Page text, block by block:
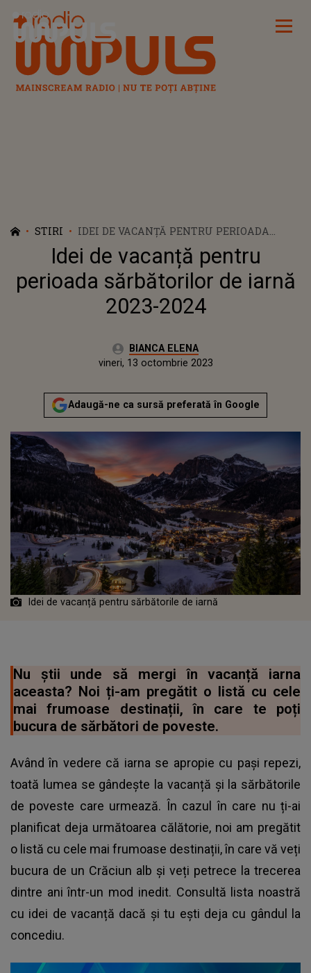
Radio Impuls
STIRI
IDEI DE VACANȚĂ PENTRU PERIOADA
SĂRBĂTORILOR DE IARNĂ 2023-2024
Idei de vacanță pentru
perioada sărbătorilor de iarnă
2023-2024
Autor:BIANCA ELENA
Publicat:
vineri, 13 octombrie 2023
Adaugă-ne ca sursă preferată în Google
Idei de vacanță pentru sărbătorile de iarnă
Nu știi unde să mergi în vacanță iarna
aceasta? Noi ți-am pregătit o listă cu cele
mai frumoase destinații, în care te poți
bucura de sărbători de poveste.
Având în vedere că iarna se apropie cu pași repezi,
toată lumea se gândește la vacanță și la sărbătorile
de poveste care urmează. În cazul în care nu ți-ai
planificat deja următoarea călătorie, noi am pregătit
o listă cu cele mai frumoase destinații, în care vă veți
bucura de un Crăciun alb și veți petrece la trecerea
dintre ani într-un mod inedit. Consultă lista noastră
cu idei de vacanță dacă și tu ești deja cu gândul la
concediu.